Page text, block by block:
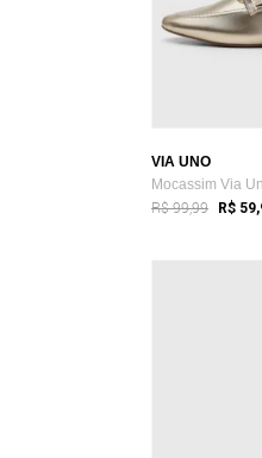
VIA UNO
Mocassim Via
R$ 99,99 R$